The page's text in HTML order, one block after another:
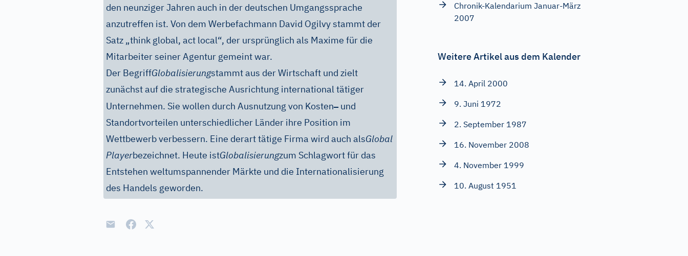
den neunziger Jahren auch in der deutschen Umgangssprache
anzutreffen ist. Von dem Werbefachmann David Ogilvy stammt der
Satz „think global, act local“, der ursprünglich als Maxime für die
Mitarbeiter seiner Agentur gemeint war.
Der BegriffGlobalisierungstammt aus der Wirtschaft und zielt
zunächst auf die strategische Ausrichtung international tätiger
Unternehmen. Sie wollen durch Ausnutzung von Kosten– und
Standortvorteilen unterschiedlicher Länder ihre Position im
Wettbewerb verbessern. Eine derart tätige Firma wird auch alsGlobal
Playerbezeichnet. Heute istGlobalisierungzum Schlagwort für das
Entstehen weltumspannender Märkte und die Internationalisierung
des Handels geworden.
Chronik-Kalendarium Januar-März
2007
Weitere Artikel aus dem Kalender
14. April 2000
9. Juni 1972
2. September 1987
16. November 2008
4. November 1999
10. August 1951